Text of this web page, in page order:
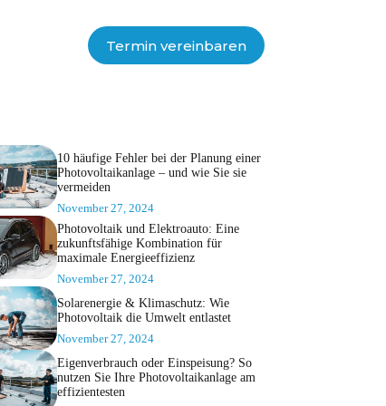
Termin vereinbaren
10 häufige Fehler bei der Planung einer
Photovoltaikanlage – und wie Sie sie
vermeiden
November 27, 2024
Photovoltaik und Elektroauto: Eine
zukunftsfähige Kombination für
maximale Energieeffizienz
November 27, 2024
Solarenergie & Klimaschutz: Wie
Photovoltaik die Umwelt entlastet
November 27, 2024
Eigenverbrauch oder Einspeisung? So
nutzen Sie Ihre Photovoltaikanlage am
effizientesten